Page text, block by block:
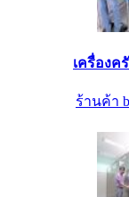
เครื่องค
ร้านค้า